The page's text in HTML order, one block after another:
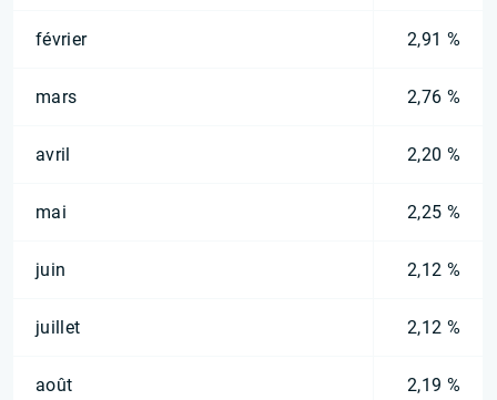
février 2,91 %
mars 2,76 %
avril 2,20 %
mai 2,25 %
juin 2,12 %
juillet 2,12 %
août 2,19 %